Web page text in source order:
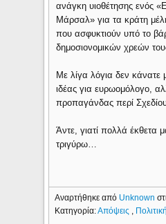
ανάγκη υιοθέτησης ενός
Μάρσαλ» για τα κράτη
που ασφυκτιούν υπό το
δημοσιονομικών χρεών
Με λίγα λόγια δεν κάνατε
ιδέας για ευρωομόλογο,
προπαγάνδας περί
Άντε, γιατί πολλά έκθετα
τριγύρω…
Αναρτήθηκε από Unknown
Κατηγορία:Απόψεις Πολιτική